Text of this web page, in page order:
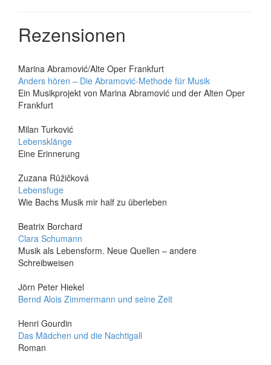
Rezensionen
Marina Abramović/Alte Oper Frankfurt
Anders hören – Die Abramović-Methode für Musik
Ein Musikprojekt von Marina Abramović und der Alten Oper
Frankfurt
Milan Turković
Lebensklänge
Eine Erinnerung
Zuzana Růžičková
Lebensfuge
Wie Bachs Musik mir half zu überleben
Beatrix Borchard
Clara Schumann
Musik als Lebensform. Neue Quellen – andere
Schreibweisen
Jörn Peter Hiekel
Bernd Alois Zimmermann und seine Zeit
Henri Gourdin
Das Mädchen und die Nachtigall
Roman